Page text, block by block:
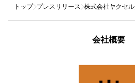
トップ プレスリリース 株式会社ヤクセル
会社概要